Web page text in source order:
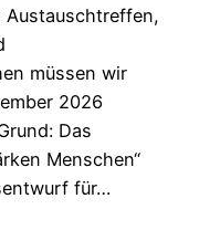
Austauschtreffen,
müssen wir
2026
Das
Menschen“
für…